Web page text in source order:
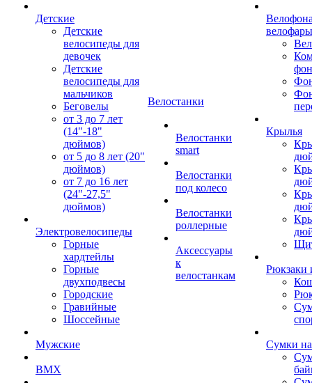
Детские
Детские
велосипеды для
девочек
Детские
велосипеды для
мальчиков
Беговелы
от 3 до 7 лет
(14"-18"
дюймов)
от 5 до 8 лет (20"
дюймов)
от 7 до 16 лет
(24"-27,5"
дюймов)
Электровелосипеды
Горные
хардтейлы
Горные
двухподвесы
Городские
Гравийные
Шоссейные
Мужские
BMX
Велостанки
Велостанки
smart
Велостанки
под колесо
Велостанки
роллерные
Аксессуары
к
велостанкам
велофары
Крылья
Рюкзаки
Сумки